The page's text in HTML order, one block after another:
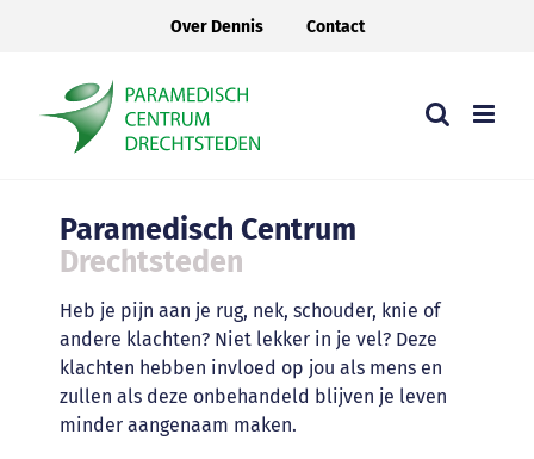
Over Dennis Contact
Paramedisch Centrum
Drechtsteden
Heb je pijn aan je rug, nek, schouder, knie of
andere klachten? Niet lekker in je vel? Deze
klachten hebben invloed op jou als mens en
zullen als deze onbehandeld blijven je leven
minder aangenaam maken.